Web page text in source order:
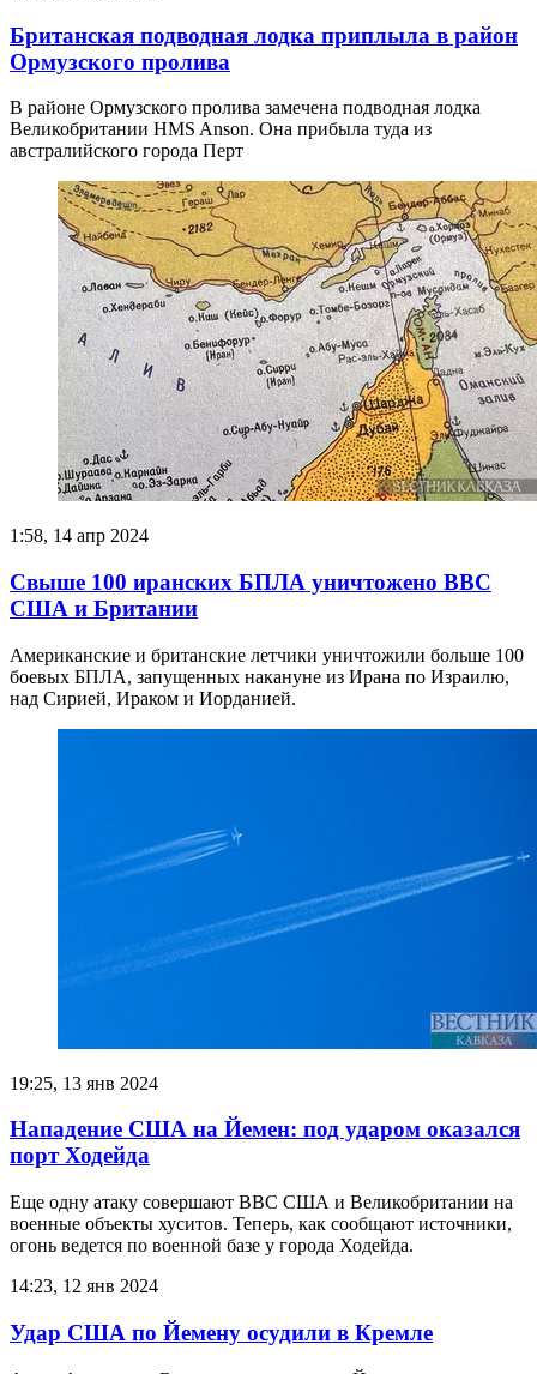
Британская подводная лодка приплыла в район
Ормузского пролива
В районе Ормузского пролива замечена подводная лодка
Великобритании HMS Anson. Она прибыла туда из
австралийского города Перт
1:58, 14 апр 2024
Свыше 100 иранских БПЛА уничтожено ВВС
США и Британии
Американские и британские летчики уничтожили больше 100
боевых БПЛА, запущенных накануне из Ирана по Израилю,
над Сирией, Ираком и Иорданией.
19:25, 13 янв 2024
Нападение США на Йемен: под ударом оказался
порт Ходейда
Еще одну атаку совершают ВВС США и Великобритании на
военные объекты хуситов. Теперь, как сообщают источники,
огонь ведется по военной базе у города Ходейда.
14:23, 12 янв 2024
Удар США по Йемену осудили в Кремле